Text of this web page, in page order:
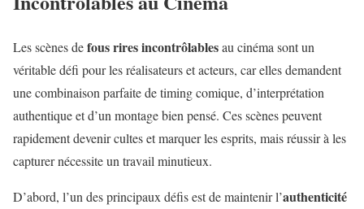
Les scènes defous rires incontrôlablesau cinéma sont un
véritable défi pour les réalisateurs et acteurs, car elles demandent
une combinaison parfaite de timing comique, d’interprétation
authentique et d’un montage bien pensé. Ces scènes peuvent
rapidement devenir cultes et marquer les esprits, mais réussir à les
capturer nécessite un travail minutieux.
D’abord, l’un des principaux défis est de maintenir l’authenticité